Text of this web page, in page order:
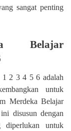
sangat penting
Belajar
1 2 3 4 5 6 adalah
untuk
Merdeka Belajar
disusun dengan
diperlukan untuk